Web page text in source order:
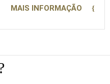
MAIS INFORMAÇÃO